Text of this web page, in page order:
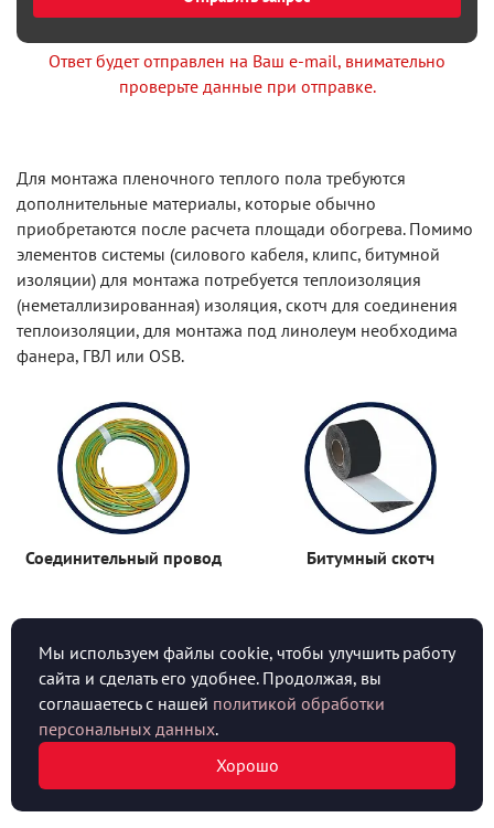
Ответ будет отправлен на Ваш e-mail, внимательно
проверьте данные при отправке.
Для монтажа пленочного теплого пола требуются
дополнительные материалы, которые обычно
приобретаются после расчета площади обогрева. Помимо
элементов системы (силового кабеля, клипс, битумной
изоляции) для монтажа потребуется теплоизоляция
(неметаллизированная) изоляция, скотч для соединения
теплоизоляции, для монтажа под линолеум необходима
фанера, ГВЛ или OSB.
Соединительный провод Битумный скотч
Мы используем файлы cookie, чтобы улучшить работу
сайта и сделать его удобнее. Продолжая, вы
соглашаетесь с нашей политикой обработки
персональных данных.
Хорошо